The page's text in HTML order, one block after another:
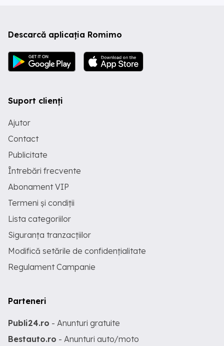
Descarcă aplicația Romimo
Suport clienți
Ajutor
Contact
Publicitate
Întrebări frecvente
Abonament VIP
Termeni și condiții
Lista categoriilor
Siguranța tranzacțiilor
Modifică setările de confidențialitate
Regulament Campanie
Parteneri
Publi24.ro - Anunturi gratuite
Bestauto.ro - Anunturi auto/moto